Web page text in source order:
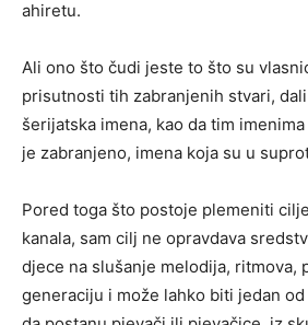
ahiretu.
Ali ono što čudi jeste to što su
prisutnosti tih zabranjenih stvari,
šerijatska imena, kao da tim
je zabranjeno, imena koja su u
Pored toga što postoje plemeniti
kanala, sam cilj ne opravdava
djece na slušanje melodija, ritmova,
generaciju i može lahko biti jedan